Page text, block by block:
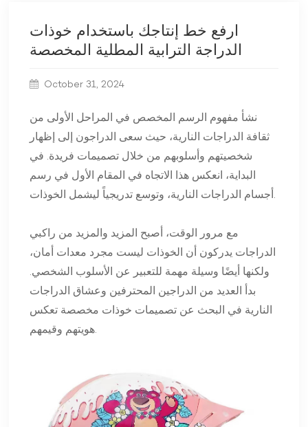
ارفع خط إنتاجك باستخدام خوذات
الدراجة الترابية المطلية المخصصة
October 31, 2024
نشأ مفهوم الرسم المخصص في المراحل الأولى من
ثقافة الدراجات النارية، حيث سعى الدراجون إلى إظهار
شخصيتهم وأسلوبهم من خلال تصميمات فريدة. في
البداية، انعكس هذا الاتجاه في المقام الأول في رسم
أجسام الدراجات النارية، وتوسع تدريجياً ليشمل الخوذات.
مع مرور الوقت، أصبح المزيد والمزيد من راكبي
الدراجات يدركون أن الخوذات ليست مجرد معدات أمان،
ولكنها أيضًا وسيلة مهمة للتعبير عن الأسلوب الشخصي.
بدأ العديد من الدراجين المحترفين وعشاق الدراجات
النارية في البحث عن تصميمات خوذات مخصصة تعكس
هويتهم وقيمهم.